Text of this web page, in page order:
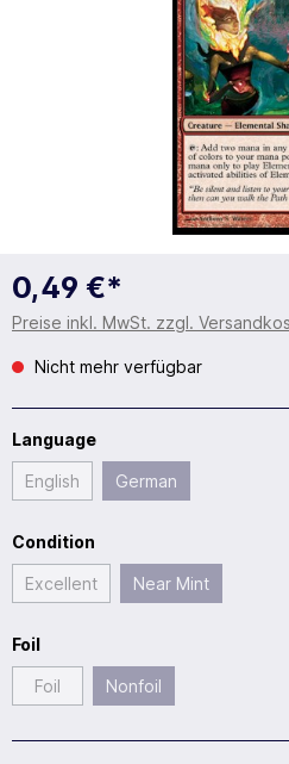
0,49 €*
Preise inkl. MwSt. zzgl.
Nicht mehr verfügbar
Language
English German
Condition
Excellent Near Mint
Foil
Foil Nonfoil